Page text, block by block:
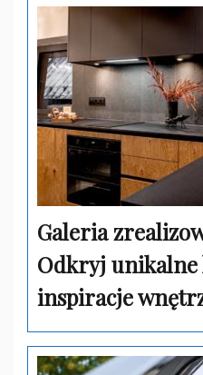
Galeria
Odkryj unikalne
inspiracje